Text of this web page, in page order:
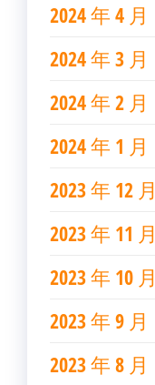
2024 年 4 月
2024 年 3 月
2024 年 2 月
2024 年 1 月
2023 年 12 月
2023 年 11 月
2023 年 10 月
2023 年 9 月
2023 年 8 月